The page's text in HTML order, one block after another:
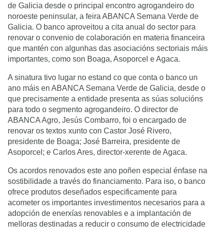
de Galicia desde o principal encontro agrogandeiro do
noroeste peninsular, a feira ABANCA Semana Verde de
Galicia. O banco aproveitou a cita anual do sector para
renovar o convenio de colaboración en materia financeira
que mantén con algunhas das asociacións sectoriais máis
importantes, como son Boaga, Asoporcel e Agaca.
A sinatura tivo lugar no estand co que conta o banco un
ano máis en ABANCA Semana Verde de Galicia, desde o
que precisamente a entidade presenta as súas solucións
para todo o segmento agrogandeiro. O director de
ABANCA Agro, Jesús Combarro, foi o encargado de
renovar os textos xunto con Castor José Rivero,
presidente de Boaga; José Barreira, presidente de
Asoporcel; e Carlos Ares, director-xerente de Agaca.
Os acordos renovados este ano poñen especial énfase na
sostibilidade a través do financiamento. Para iso, o banco
ofrece produtos deseñados especificamente para
acometer os importantes investimentos necesarios para a
adopción de enerxías renovables e a implantación de
melloras destinadas a reducir o consumo de electricidade